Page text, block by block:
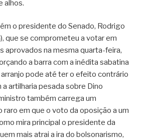
alhos.
o presidente do Senado, Rodrigo
que se comprometeu a votar em
aprovados na mesma quarta-feira,
a barra com a inédita sabatina
arranjo pode até ter o efeito contrário
artilharia pesada sobre Dino
também carrega um
raro em que o voto da oposição a um
mira principal o presidente da
mais atrai a ira do bolsonarismo,